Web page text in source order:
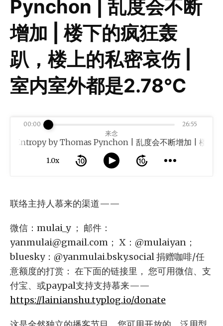
Pynchon | 乱度会不断
增加 | 楼下的疯狂轰
趴，楼上的私密哀伤 |
室内室外都是2.78℃
来念
Entropy by Thomas Pynchon | 乱度会不断增加 | 楼下的
1.0x
00:00 26:55
联络主持人慕来的渠道——
微信：mulai_y ； 邮件：
yanmulai@gmail.com ； X：@mulaiyan；
bluesky：@yanmulai.bsky.social 捐赠咖啡/任
意额度的打赏： 在下面的链接里， 您可用微信、支
付宝、或paypal支持支持慕来——
https://lainianshu.typlog.io/donate